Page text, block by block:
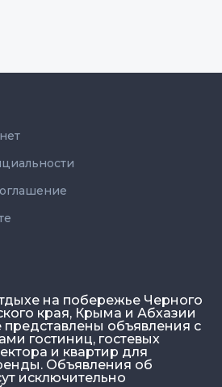
на побережье Черного
края, Крыма и Абхазии
представлены объявления с
гостиниц, гостевых
и квартир для
Объявления об
исключительно